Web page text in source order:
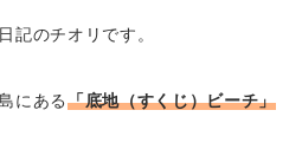
記のチオリです。
にある 「底地（すくじ）ビーチ」